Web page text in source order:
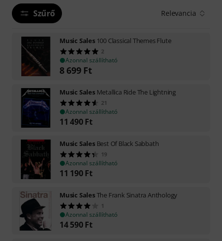
Szűrő Relevancia
Music Sales 100 Classical Themes Flute
2
Azonnal szállítható
8 699 Ft
Music Sales Metallica Ride The Lightning
21
Azonnal szállítható
11 490 Ft
Music Sales Best Of Black Sabbath
19
Azonnal szállítható
11 190 Ft
Music SalesThe Frank Sinatra Anthology
1
Azonnal szállítható
14 590 Ft